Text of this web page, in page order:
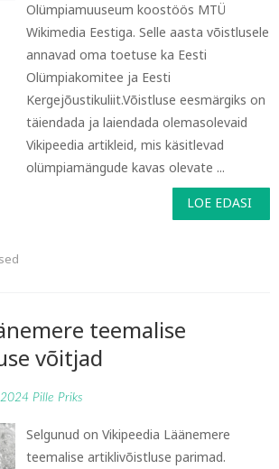
Olümpiamuuseum koostöös MTÜ
Wikimedia Eestiga. Selle aasta võistlusele
annavad oma toetuse ka Eesti
Olümpiakomitee ja Eesti
Kergejõustikuliit.Võistluse eesmärgiks on
täiendada ja laiendada olemasolevaid
Vikipeedia artikleid, mis käsitlevad
olümpiamängude kavas olevate ...
LOE EDASI
teemalise
võitjad
Pille Priks
Selgunud on Vikipeedia Läänemere
teemalise artiklivõistluse parimad.